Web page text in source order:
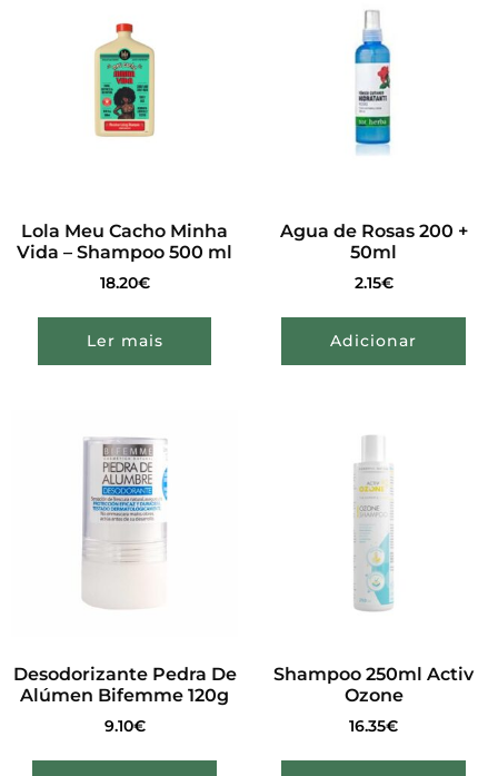
Lola Meu Cacho Minha
Vida – Shampoo 500 ml
18.20€
Ler mais
Agua de Rosas 200 +
50ml
2.15€
Adicionar
Desodorizante Pedra De
Alúmen Bifemme 120g
9.10€
Shampoo 250ml Activ
Ozone
16.35€